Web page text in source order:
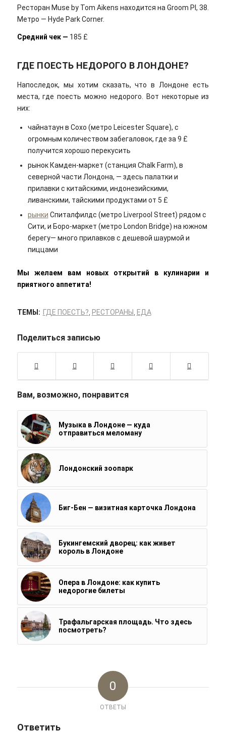
Ресторан Muse by Tom Aikens находится на Groom Pl, 38.
Метро — Hyde Park Corner.
Средний чек — 185 £
ГДЕ ПОЕСТЬ НЕДОРОГО В ЛОНДОНЕ?
Напоследок, мы хотим сказать, что в Лондоне есть
места, где поесть можно недорого. Вот некоторые из
них:
чайнатаун в Сохо (метро Leicester Square), с
огромным количеством забегаловок, где за 9 £
получится хорошо перекусить
рынок Камден-маркет (станция Chalk Farm), в
северной части Лондона, — здесь палатки и
прилавки с китайскими, индонезийскими,
ливанскими, тайскими продуктами от 5 £
рынки Спиталфилдс (метро Liverpool Street) рядом с
Сити, и Боро-маркет (метро London Bridge) на южном
берегу— много прилавков с дешевой шаурмой и
пиццами
Мы желаем вам новых открытий в кулинарии и
приятного аппетита!
ТЕМЫ: ГДЕ ПОЕСТЬ? РЕСТОРАНЫ ЕДА
Поделиться записью
Вам, возможно, понравится
Музыка в Лондоне — куда
отправиться меломану
Лондонский зоопарк
Биг-Бен — визитная карточка Лондона
Букингемский дворец: как живет
король в Лондоне
Опера в Лондоне: как купить
недорогие билеты
Трафальгарская площадь. Что здесь
посмотреть?
0
ОТВЕТЫ
Ответить